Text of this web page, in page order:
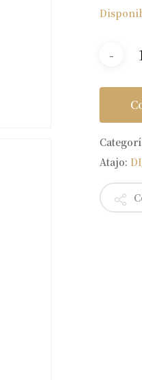
Atajo: